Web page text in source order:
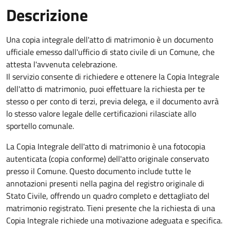
Descrizione
Una copia integrale dell'atto di matrimonio è un documento
ufficiale emesso dall'ufficio di stato civile di un Comune, che
attesta l'avvenuta celebrazione.
Il servizio consente di richiedere e ottenere la Copia Integrale
dell'atto di matrimonio, puoi effettuare la richiesta per te
stesso o per conto di terzi, previa delega, e il documento avrà
lo stesso valore legale delle certificazioni rilasciate allo
sportello comunale.
La Copia Integrale dell'atto di matrimonio è una fotocopia
autenticata (copia conforme) dell'atto originale conservato
presso il Comune. Questo documento include tutte le
annotazioni presenti nella pagina del registro originale di
Stato Civile, offrendo un quadro completo e dettagliato del
matrimonio registrato. Tieni presente che la richiesta di una
Copia Integrale richiede una motivazione adeguata e specifica.